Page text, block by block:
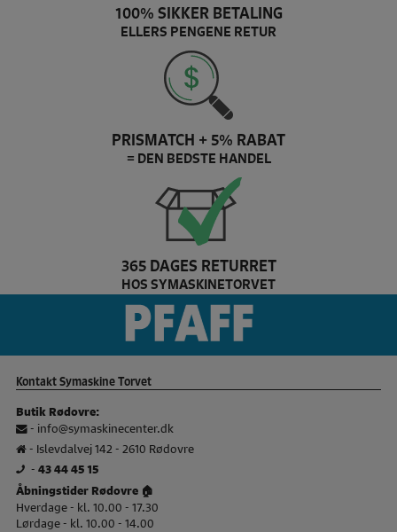
100% SIKKER BETALING
ELLERS PENGENE RETUR
PRISMATCH + 5% RABAT
= DEN BEDSTE HANDEL
365 DAGES RETURRET
HOS SYMASKINETORVET
Pfaff Brand slider
Kontakt Symaskine Torvet
Butik Rødovre:
- info@symaskinecenter.dk
- Islevdalvej 142 - 2610 Rødovre
- 43 44 45 15
Åbningstider Rødovre 🏠
Hverdage - kl. 10.00 - 17.30
Lørdage - kl. 10.00 - 14.00